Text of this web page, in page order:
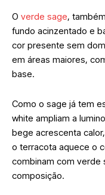
O verde sage,
fundo acinzentado e
cor presente sem
em áreas maiores,
base.
Como o sage já tem
white ampliam a
bege acrescenta
o terracota aquece o
combinam com verde
composição.